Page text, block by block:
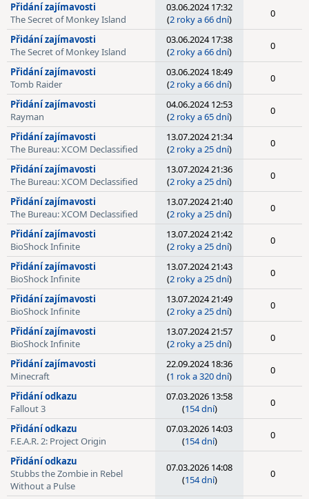
Přidání zajímavosti
The Secret of Monkey Island
03.06.2024 17:32
(2 roky a 66 dní) 0
Přidání zajímavosti
The Secret of Monkey Island
03.06.2024 17:38
(2 roky a 66 dní) 0
Přidání zajímavosti
Tomb Raider
03.06.2024 18:49
(2 roky a 66 dní) 0
Přidání zajímavosti
Rayman
04.06.2024 12:53
(2 roky a 65 dní) 0
Přidání zajímavosti
The Bureau: XCOM Declassified
13.07.2024 21:34
(2 roky a 25 dní) 0
Přidání zajímavosti
The Bureau: XCOM Declassified
13.07.2024 21:36
(2 roky a 25 dní) 0
Přidání zajímavosti
The Bureau: XCOM Declassified
13.07.2024 21:40
(2 roky a 25 dní) 0
Přidání zajímavosti
BioShock Infinite
13.07.2024 21:42
(2 roky a 25 dní) 0
Přidání zajímavosti
BioShock Infinite
13.07.2024 21:43
(2 roky a 25 dní) 0
Přidání zajímavosti
BioShock Infinite
13.07.2024 21:49
(2 roky a 25 dní) 0
Přidání zajímavosti
BioShock Infinite
13.07.2024 21:57
(2 roky a 25 dní) 0
Přidání zajímavosti
Minecraft
22.09.2024 18:36
(1 rok a 320 dní) 0
Přidání odkazu
Fallout 3
07.03.2026 13:58
(154 dní) 0
Přidání odkazu
F.E.A.R. 2: Project Origin
07.03.2026 14:03
(154 dní) 0
Přidání odkazu
Stubbs the Zombie in Rebel
Without a Pulse
07.03.2026 14:08
(154 dní) 0